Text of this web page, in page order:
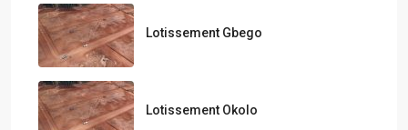
Lotissement Gbego
Lotissement Okolo